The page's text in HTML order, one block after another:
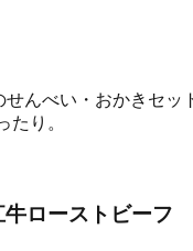
んべい・おかきセ
たり。
ローストビーフ